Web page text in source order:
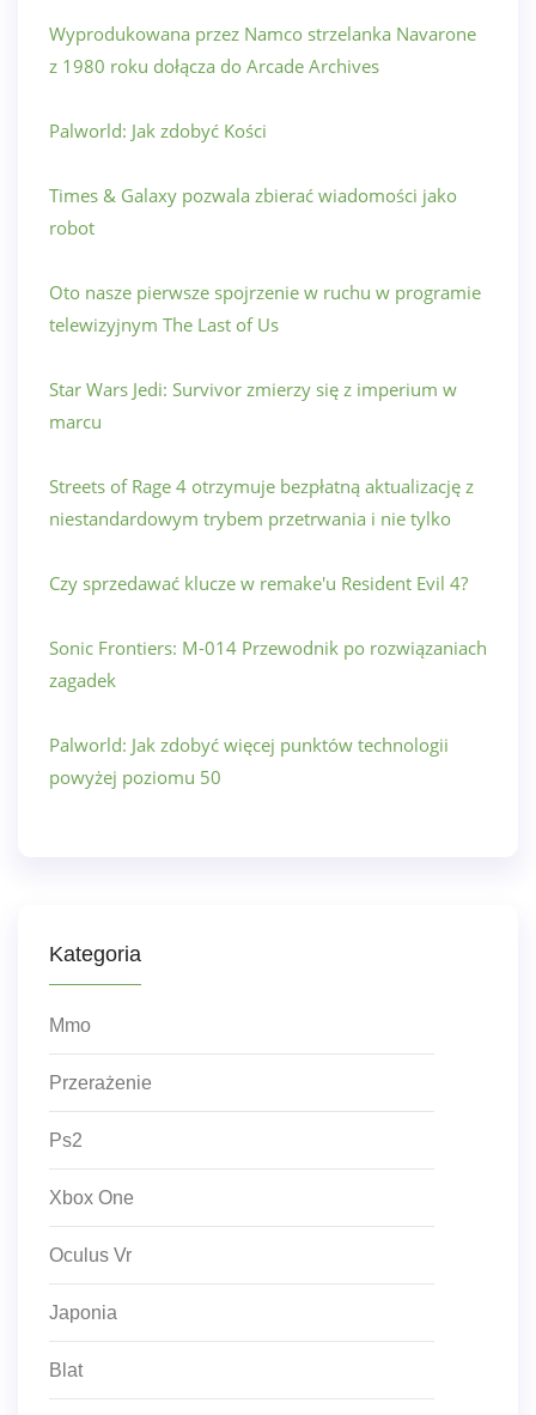
Wyprodukowana przez Namco strzelanka Navarone
z 1980 roku dołącza do Arcade Archives
Palworld: Jak zdobyć Kości
Times & Galaxy pozwala zbierać wiadomości jako
robot
Oto nasze pierwsze spojrzenie w ruchu w programie
telewizyjnym The Last of Us
Star Wars Jedi: Survivor zmierzy się z imperium w
marcu
Streets of Rage 4 otrzymuje bezpłatną aktualizację z
niestandardowym trybem przetrwania i nie tylko
Czy sprzedawać klucze w remake'u Resident Evil 4?
Sonic Frontiers: M-014 Przewodnik po rozwiązaniach
zagadek
Palworld: Jak zdobyć więcej punktów technologii
powyżej poziomu 50
Kategoria
Mmo
Przerażenie
Ps2
Xbox One
Oculus Vr
Japonia
Blat